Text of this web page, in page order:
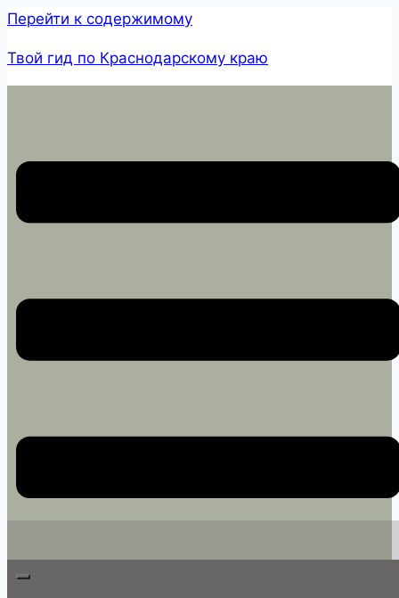
Перейти к содержимому
Твой гид по Краснодарскому краю